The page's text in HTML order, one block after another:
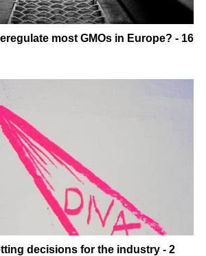
most GMOs in Europe? - 16
decisions for the industry - 2